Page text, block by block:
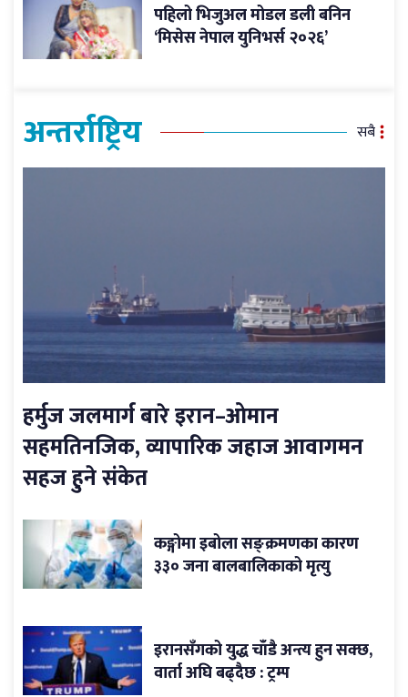
पहिलो भिजुअल मोडल डली बनिन
‘मिसेस नेपाल युनिभर्स २०२६’
अन्तर्राष्ट्रिय सबै
हर्मुज जलमार्ग बारे इरान–ओमान
सहमतिनजिक, व्यापारिक जहाज आवागमन
सहज हुने संकेत
कङ्गोमा इबोला सङ्क्रमणका कारण
३३० जना बालबालिकाको मृत्यु
इरानसँगको युद्ध चाँडै अन्त्य हुन सक्छ,
वार्ता अघि बढ्दैछ : ट्रम्प